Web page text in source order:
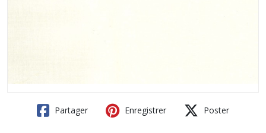
Partager Enregistrer Poster